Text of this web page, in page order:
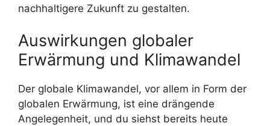
nachhaltigere Zukunft zu gestalten.
Auswirkungen globaler
Erwärmung und Klimawandel
Der globale Klimawandel, vor allem in Form der
globalen Erwärmung, ist eine drängende
Angelegenheit, und du siehst bereits heute